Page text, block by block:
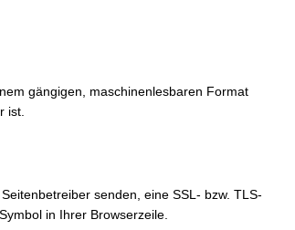
gängigen, maschinenlesbaren Format
ist.
senden, eine SSL- bzw. TLS-
in Ihrer Browserzeile.